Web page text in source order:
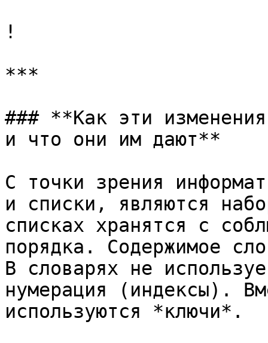
!
***
### **Как эти
и что они им дают**
С точки зрения
и списки, являются
списках хранятся с
порядка. Содержимое
В словарях не
нумерация (индексы).
используются *ключи*.